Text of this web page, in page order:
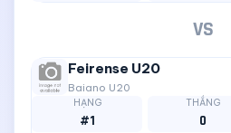
VS
Feirense U20
Baiano U20
HẠNG
#1
THẮNG
0